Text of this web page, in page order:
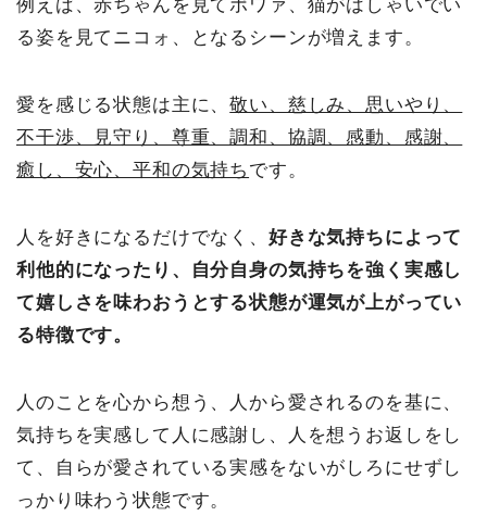
例えば、赤ちゃんを見てポワァ、猫がはしゃいでい
る姿を見てニコォ、となるシーンが増えます。
愛を感じる状態は主に、敬い、慈しみ、思いやり、
不干渉、見守り、尊重、調和、協調、感動、感謝、
癒し、安心、平和の気持ち です。
人を好きになるだけでなく、 好きな気持ちによって
利他的になったり、自分自身の気持ちを強く実感し
て嬉しさを味わおうとする状態が運気が上がってい
る特徴です。
人のことを心から想う、人から愛されるのを基に、
気持ちを実感して人に感謝し、人を想うお返しをし
て、自らが愛されている実感をないがしろにせずし
っかり味わう状態です。